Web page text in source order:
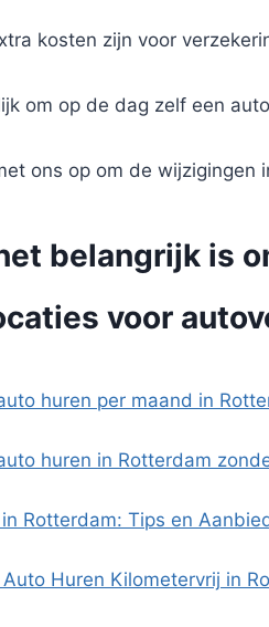
kosten zijn voor
om op de dag zelf een
ons op om de wijzigingen
belangrijk is
voor
huren per maand in
huren in Rotterdam
Rotterdam: Tips en
Auto Huren Kilometervrij in